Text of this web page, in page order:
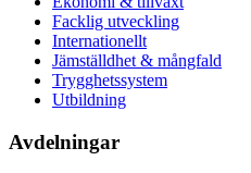
Facklig utveckling
Internationellt
Jämställdhet & mångfald
Trygghetssystem
Utbildning
Avdelningar